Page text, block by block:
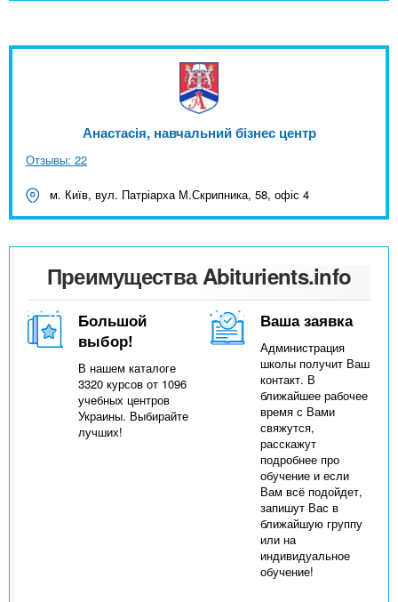
Анастасія, навчальний бізнес центр
Отзывы: 22
м. Київ, вул. Патріарха М.Скрипника, 58, офіс 4
Преимущества Abiturients.info
Большой
выбор!
В нашем каталоге
3320 курсов от 1096
учебных центров
Украины. Выбирайте
лучших!
Ваша заявка
Администрация
школы получит Ваш
контакт. В
ближайшее рабочее
время с Вами
свяжутся,
расскажут
подробнее про
обучение и если
Вам всё подойдет,
запишут Вас в
ближайшую группу
или на
индивидуальное
обучение!